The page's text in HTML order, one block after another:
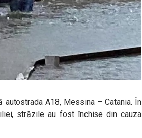
A18, Messina – Catania. În
străzile au fost închise din cauza